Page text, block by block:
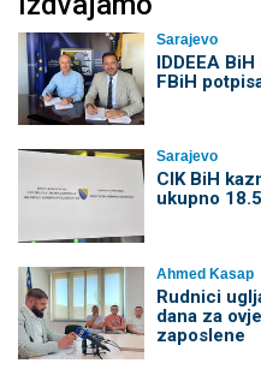
Sarajevo
IDDEEA
FBiH
Sarajevo
CIK BiH
ukupno
Ahmed Kasap
Rudnici
dana za
zaposlene